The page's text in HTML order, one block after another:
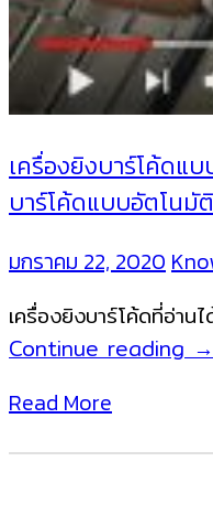
เครื่องยิงบาร์โค้ดแ
บาร์โค้ดแบบอัตโนมั
มกราคม 22, 2020
เครื่องยิงบาร์โค้ดที่อ่าน
Continue readingเ
โ
→
Read More